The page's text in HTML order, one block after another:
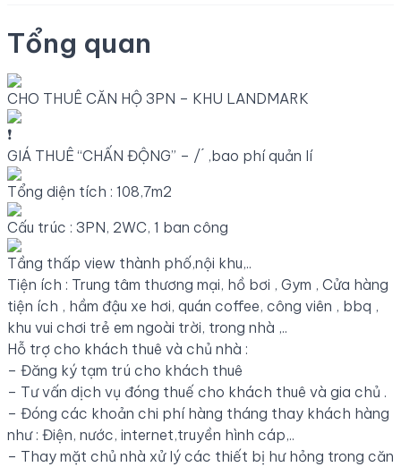
Tổng quan
CHO THUÊ CĂN HỘ 3PN – KHU LANDMARK
GIÁ THUÊ “CHẤN ĐỘNG” – / ́ ,bao phí quản lí
Tổng diện tích : 108,7m2
Cấu trúc : 3PN, 2WC, 1 ban công
Tầng thấp view thành phố,nội khu,..
Tiện ích : Trung tâm thương mại, hồ bơi , Gym , Cửa hàng
tiện ích , hầm đậu xe hơi, quán coffee, công viên , bbq ,
khu vui chơi trẻ em ngoài trời, trong nhà ,..
Hỗ trợ cho khách thuê và chủ nhà :
– Đăng ký tạm trú cho khách thuê
– Tư vấn dịch vụ đóng thuế cho khách thuê và gia chủ .
– Đóng các khoản chi phí hàng tháng thay khách hàng
như : Điện, nước, internet,truyền hình cáp,..
– Thay mặt chủ nhà xử lý các thiết bị hư hỏng trong căn